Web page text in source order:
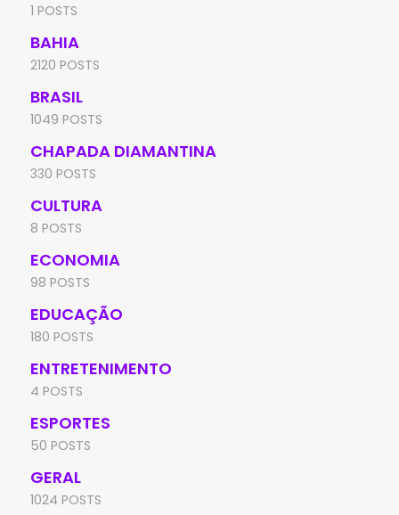
1 POSTS
BAHIA
2120 POSTS
BRASIL
1049 POSTS
CHAPADA DIAMANTINA
330 POSTS
CULTURA
8 POSTS
ECONOMIA
98 POSTS
EDUCAÇÃO
180 POSTS
ENTRETENIMENTO
4 POSTS
ESPORTES
50 POSTS
GERAL
1024 POSTS